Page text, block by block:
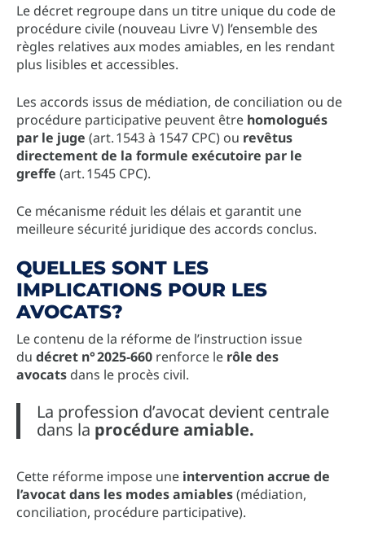
Le décret regroupe dans un titre unique du code de
procédure civile (nouveau Livre V) l’ensemble des
règles relatives aux modes amiables, en les rendant
plus lisibles et accessibles.
Les accords issus de médiation, de conciliation ou de
procédure participative peuvent être homologués
par le juge (art. 1543 à 1547 CPC) ou revêtus
directement de la formule exécutoire par le
greffe (art. 1545 CPC).
Ce mécanisme réduit les délais et garantit une
meilleure sécurité juridique des accords conclus.
QUELLES SONT LES
IMPLICATIONS POUR LES
AVOCATS?
Le contenu de la réforme de l’instruction issue
du décret n° 2025‑660 renforce le rôle des
avocats dans le procès civil.
La profession d’avocat devient centrale
dans la procédure amiable.
Cette réforme impose une intervention accrue de
l’avocat dans les modes amiables(médiation,
conciliation, procédure participative).